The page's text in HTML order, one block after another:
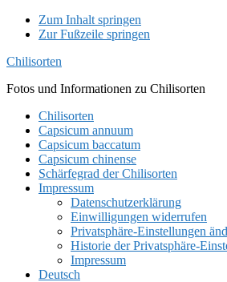
Zum Inhalt springen
Zur Fußzeile springen
Chilisorten
Fotos und Informationen zu Chilisorten
Chilisorten
Capsicum annuum
Capsicum baccatum
Capsicum chinense
Schärfegrad der Chilisorten
Impressum
Datenschutzerklärung
Einwilligungen widerrufen
Privatsphäre-Einstellungen
Historie der Privatsphäre-
Impressum
Deutsch